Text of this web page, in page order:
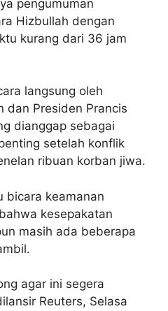
pengumuman
Hizbullah dengan
kurang dari 36 jam
langsung oleh
dan Presiden Prancis
dianggap sebagai
setelah konflik
ribuan korban jiwa.
bicara keamanan
kesepakatan
masih ada beberapa
agar ini segera
Reuters, Selasa